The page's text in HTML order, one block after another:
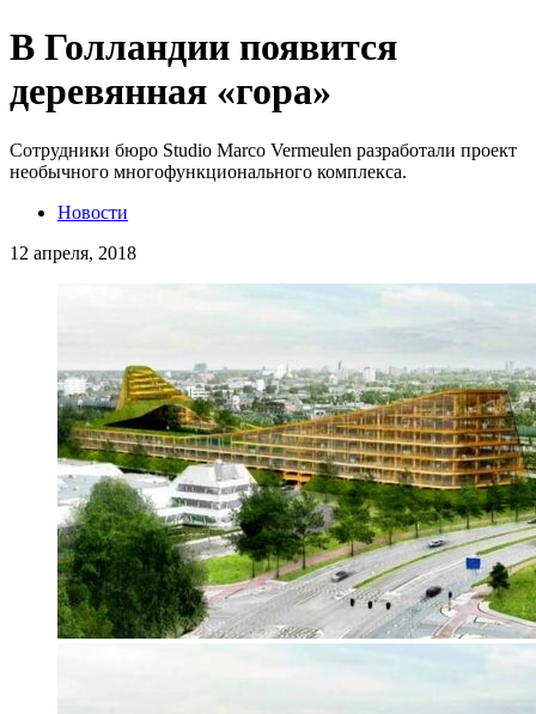
В Голландии появится
деревянная «гора»
Сотрудники бюро Studio Marco Vermeulen разработали проект
необычного многофункционального комплекса.
Новости
12 апреля, 2018